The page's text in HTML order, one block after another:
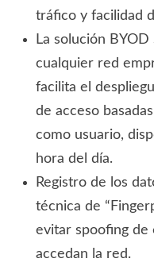
tráfico y facilidad
La solución
cualquier red
facilita el
de acceso
como usuario,
hora del día.
Registro de los
técnica de
evitar spoofing de
accedan la red.